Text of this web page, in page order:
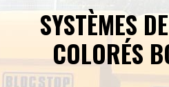
SYSTÈMES
COLORÉS